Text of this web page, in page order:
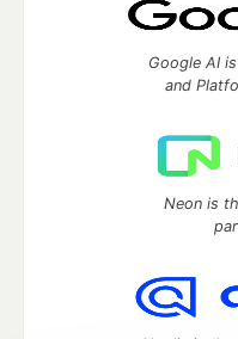
Google AI
and
Neon is